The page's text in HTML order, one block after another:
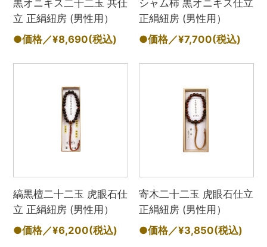
黒オニキス二十二玉 共仕
立 正絹紐房 (男性用）
●価格／¥8,690(税込)
シャム柿 黒オニキス仕立
正絹紐房 (男性用）
●価格／¥7,700(税込)
縞黒檀二十二玉 虎眼石仕
立 正絹紐房 (男性用）
●価格／¥6,200(税込)
寄木二十二玉 虎眼石仕立
正絹紐房 (男性用）
●価格／¥3,850(税込)